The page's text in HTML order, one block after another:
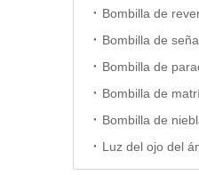
Bombilla de
Bombilla de